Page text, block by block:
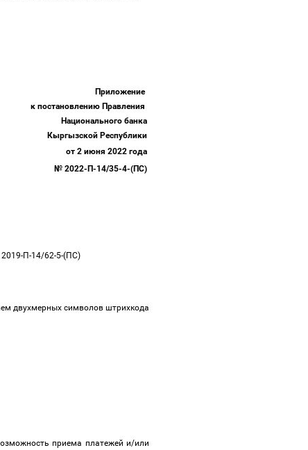
Приложение
к постановлению Правления
Национального банка
Кыргызской Республики
от 2 июня 2022 года
№ 2022-П-14/35-4-(ПС)
2019-П-14/62-5-(ПС)
двухмерных символов штрихкода
приема платежей и/или